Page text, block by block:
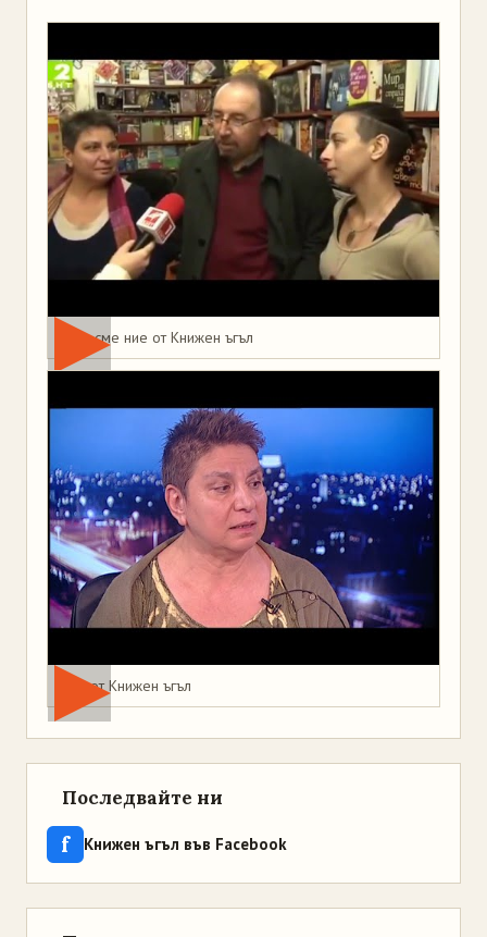
Това сме ние от Книжен ъгъл
Мая от Книжен ъгъл
Последвайте ни
f Книжен ъгъл във Facebook